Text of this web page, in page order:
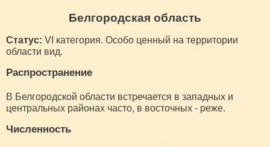
Белгородская область
Статус: VI категория. Особо ценный на территории
области вид.
Распространение
В Белгородской области встречается в западных и
центральных районах часто, в восточных - реже.
Численность